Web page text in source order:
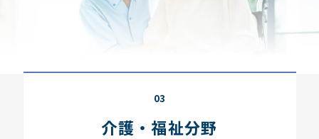
03
介護・福祉分野